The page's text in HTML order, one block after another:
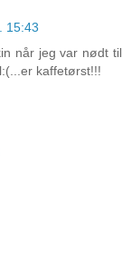
15:43
når jeg var nødt til
kaffetørst!!!